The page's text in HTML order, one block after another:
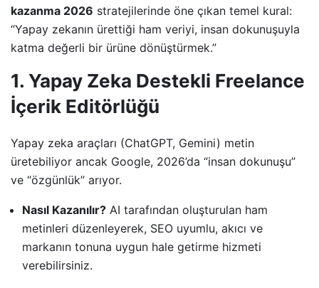
kazanma 2026 stratejilerinde öne çıkan temel kural:
“Yapay zekanın ürettiği ham veriyi, insan dokunuşuyla
katma değerli bir ürüne dönüştürmek.”
1. Yapay Zeka Destekli Freelance
İçerik Editörlüğü
Yapay zeka araçları (ChatGPT, Gemini) metin
üretebiliyor ancak Google, 2026’da “insan dokunuşu”
ve “özgünlük” arıyor.
Nasıl Kazanılır? AI tarafından oluşturulan ham
metinleri düzenleyerek, SEO uyumlu, akıcı ve
markanın tonuna uygun hale getirme hizmeti
verebilirsiniz.